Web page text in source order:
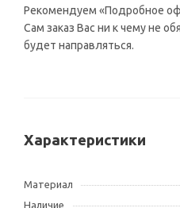
Рекомендуем «Подробное
Сам заказ Вас ни к чему не
будет направляться.
Характеристики
Материал
Наличие